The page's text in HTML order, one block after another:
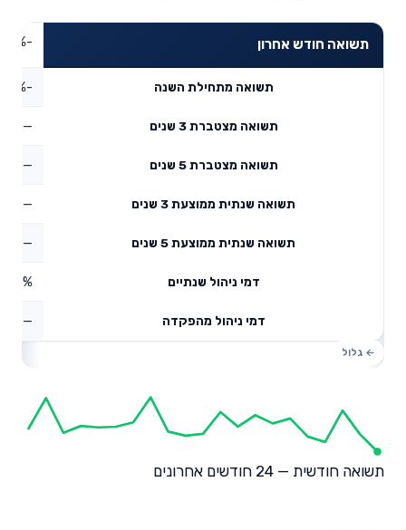
תשואה חודש אחרון -3.7%
תשואה מתחילת השנה -6.47%
תשואה מצטברת 3 שנים —
תשואה מצטברת 5 שנים —
תשואה שנתית ממוצעת 3 שנים —
תשואה שנתית ממוצעת 5 שנים —
דמי ניהול שנתיים
דמי ניהול מהפקדה —
תשואה חודשית — 24 חודשים אחרונים